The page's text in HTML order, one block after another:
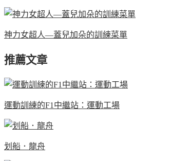
神力女超人—蓋兒加朵的訓練菜單
推薦文章
運動訓練的F1中繼站：運動工場
划船．龍舟